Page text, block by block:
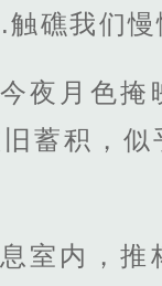
礁我们慢
夜月色掩
蓄积，似
室内，推